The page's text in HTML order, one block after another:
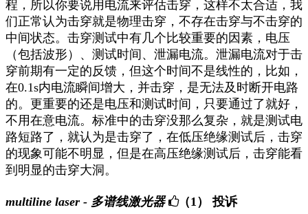
程，所以你要说用电流来评估击穿，这样不太合适，我
们正常认为击穿就是物理击穿，不存在击穿与不击穿的
中间状态。击穿测试中有几个比较重要的因素，电压
（包括波形）、测试时间、泄漏电流。泄漏电流对于击
穿前期有一定的反馈，但这个时间不是线性的，比如，
在0.1s内电流瞬间增大，并击穿，是无法及时断开电路
的。更重要的还是电压和测试时间，只要通过了就好，
不用在意电流。标准中的击穿没那么复杂，就是测试电
路短路了，就认为是击穿了，在低压绝缘测试后，击穿
的现象可能不明显，但是在高压绝缘测试后，击穿能看
到明显的击穿大洞。
multiline laser - 多谱线激光器 （1） 投诉